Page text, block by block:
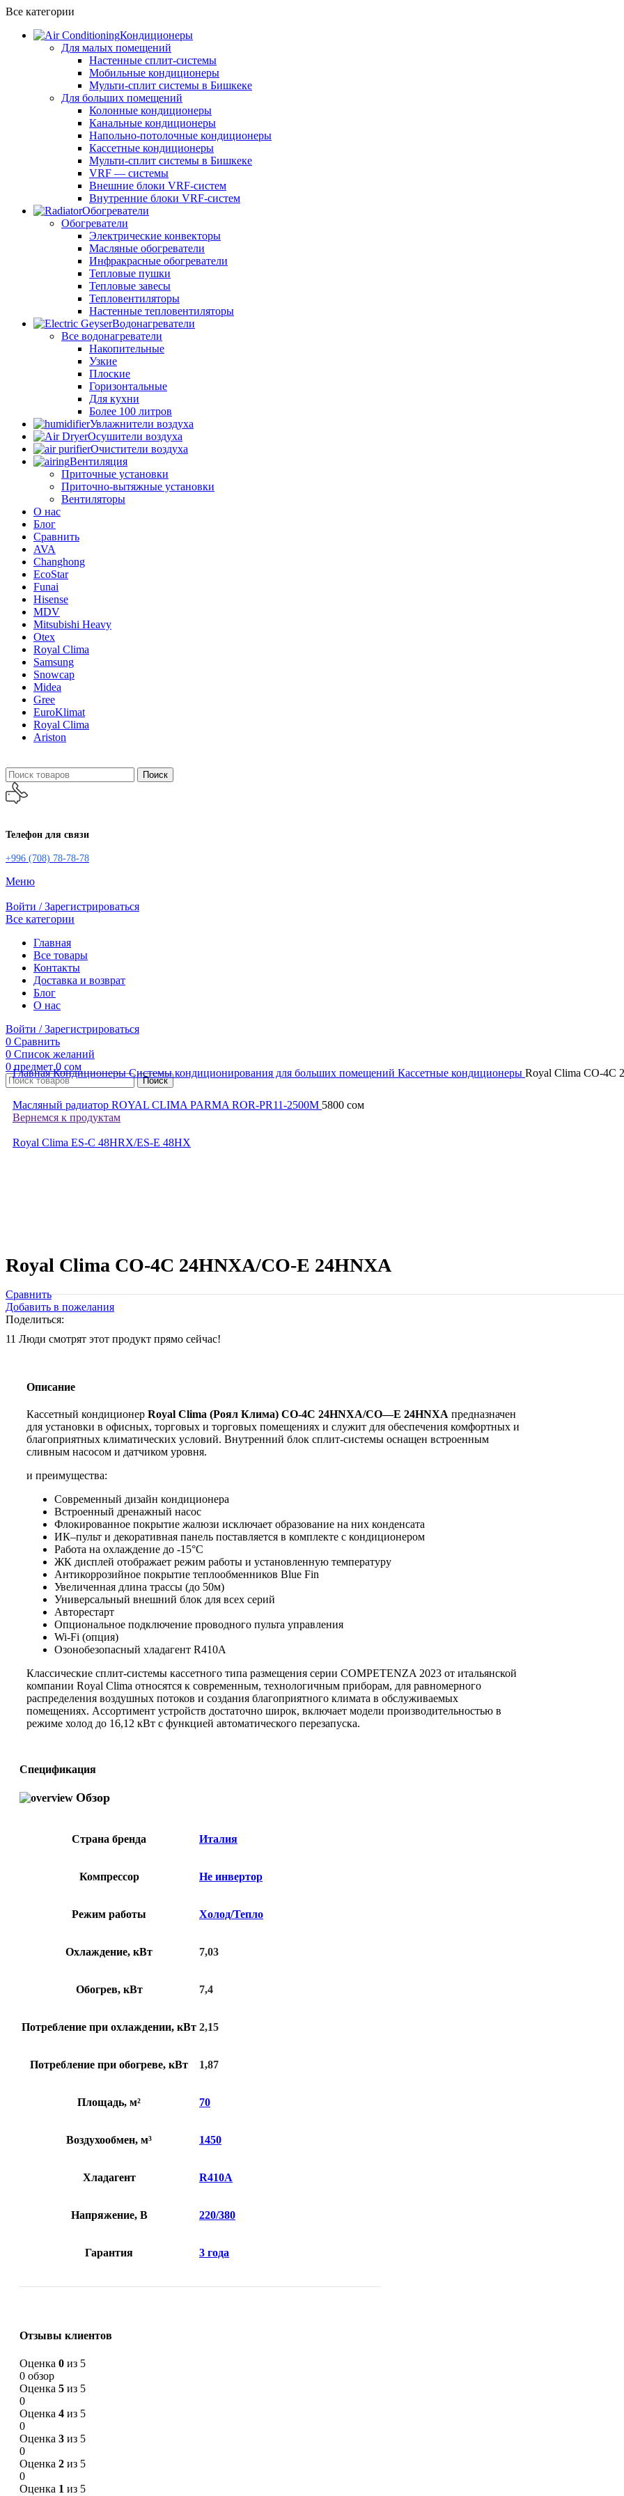
Все категории
Кондиционеры
Для малых помещений
Настенные сплит-системы
Мобильные кондиционеры
Мульти-сплит системы в Бишкеке
Для больших помещений
Колонные кондиционеры
Канальные кондиционеры
Напольно-потолочные кондиционеры
Кассетные кондиционеры
Мульти-сплит системы в Бишкеке
VRF — системы
Внешние блоки VRF-систем
Внутренние блоки VRF-систем
Обогреватели
Обогреватели
Электрические конвекторы
Масляные обогреватели
Инфракрасные обогреватели
Тепловые пушки
Тепловые завесы
Тепловентиляторы
Настенные тепловентиляторы
Водонагреватели
Все водонагреватели
Накопительные
Узкие
Плоские
Горизонтальные
Для кухни
Более 100 литров
Увлажнители воздуха
Осушители воздуха
Очистители воздуха
Вентиляция
Приточные установки
Приточно-вытяжные установки
Вентиляторы
О нас
Блог
Сравнить
AVA
Changhong
EcoStar
Funai
Hisense
MDV
Mitsubishi Heavy
Otex
Royal Clima
Samsung
Snowcap
Midea
Gree
EuroKlimat
Royal Clima
Ariston
Поиск
Телефон для связи
+996 (708) 78-78-78
Меню
Войти / Зарегистрироваться
Все категории
Главная
Все товары
Контакты
Доставка и возврат
Блог
О нас
Войти / Зарегистрироваться
0 Сравнить
0 Список желаний
0предмет 0 сом
Поиск
ГлавнаяКондиционерыСистемы кондиционирования для больших помещений Кассетные кондиционеры Royal Clima CO-4C
Масляный радиатор ROYAL CLIMA PARMA ROR-PR11-2500M 5800 сом
Вернемся к продуктам
Royal Clima ES-C 48HRX/ES-E 48HX
Royal Clima CO-4C 24HNXA/CO-E 24HNXA
Сравнить
Добавить в пожелания
Поделиться:
11 Люди смотрят этот продукт прямо сейчас!
Описание
Кассетный кондиционер Royal Clima (Роял Клима) CO-4C 24HNXA/CO—E 24HNXA предназначен
для установки в офисных, торговых и торговых помещениях и служит для обеспечения комфортных и
благоприятных климатических условий. Внутренний блок сплит-системы оснащен встроенным
сливным насосом и датчиком уровня.
и преимущества:
Современный дизайн кондиционера
Встроенный дренажный насос
Флокированное покрытие жалюзи исключает образование на них конденсата
ИК–пульт и декоративная панель поставляется в комплекте с кондиционером
Работа на охлаждение до -15°С
ЖК дисплей отображает режим работы и установленную температуру
Антикоррозийное покрытие теплообменников Blue Fin
Увеличенная длина трассы (до 50м)
Универсальный внешний блок для всех серий
Авторестарт
Опциональное подключение проводного пульта управления
Wi-Fi (опция)
Озонобезопасный хладагент R410A
Классические сплит-системы кассетного типа размещения серии COMPETENZA 2023 от итальянской
компании Royal Clima относятся к современным, технологичным приборам, для равномерного
распределения воздушных потоков и создания благоприятного климата в обслуживаемых
помещениях. Ассортимент устройств достаточно широк, включает модели производительностью в
режиме холод до 16,12 кВт с функцией автоматического перезапуска.
Спецификация
Обзор
Страна бренда Италия
Компрессор Не инвертор
Режим работы Холод/Тепло
Охлаждение, кВт 7,03
Обогрев, кВт 7,4
Потребление при охлаждении, кВт 2,15
Потребление при обогреве, кВт 1,87
Площадь, м² 70
Воздухообмен, м³ 1450
Хладагент R410A
Напряжение, В 220/380
Гарантия 3 года
Отзывы клиентов
Оценка 0 из 5
0 обзор
Оценка 5 из 5
0
Оценка 4 из 5
0
Оценка 3 из 5
0
Оценка 2 из 5
0
Оценка 1 из 5